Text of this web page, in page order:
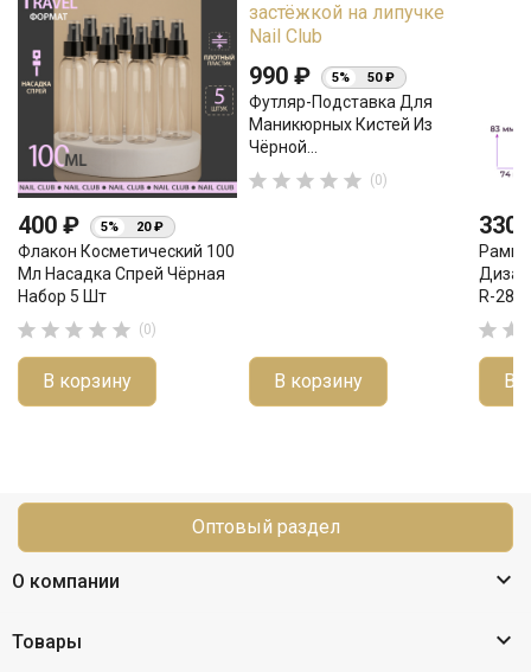
400 ₽ 5% 20 ₽
Флакон Косметический 100
Мл Насадка Спрей Чёрная
Набор 5 Шт
     (0)
В корзину
990 ₽ 5% 50 ₽
Футляр-Подставка Для
Маникюрных Кистей Из
Чёрной...
     (0)
В корзину
330
R-28...
 
В
Оптовый раздел
О компании 
Товары 